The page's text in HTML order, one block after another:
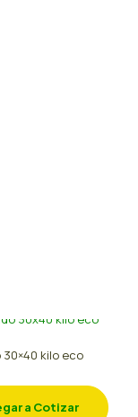
30×40 kilo eco
a Cotizar